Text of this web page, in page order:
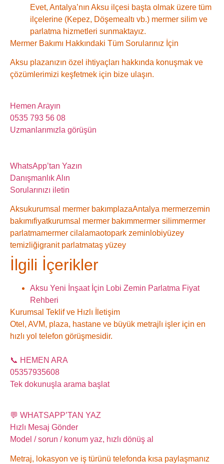
Evet, Antalya’nın Aksu ilçesi başta olmak üzere tüm
ilçelerine (Kepez, Döşemealtı vb.) mermer silim ve
parlatma hizmetleri sunmaktayız.
Mermer Bakımı Hakkındaki Tüm Sorularınız İçin
Aksu plazanızın özel ihtiyaçları hakkında konuşmak ve
çözümlerimizi keşfetmek için bize ulaşın.
Hemen Arayın
0535 793 56 08
Uzmanlarımızla görüşün
WhatsApp’tan Yazın
Danışmanlık Alın
Sorularınızı iletin
Aksukurumsal mermer bakımplazaAntalya mermerzemin
bakımıfiyatkurumsal mermer bakımmermer silimmermer
parlatmamermer cilalamaotopark zemin lobiyüzey
temizliğigranit parlatmataş yüzey
İlgili İçerikler
Aksu Yeni İnşaat İçin Lobi Zemin Parlatma Fiyat
Rehberi
Kurumsal Teklif ve Hızlı İletişim
Otel, AVM, plaza, hastane ve büyük metrajlı işler için en
hızlı yol telefon görüşmesidir.
📞 HEMEN ARA
05357935608
Tek dokunuşla arama başlat
💬 WHATSAPP’TAN YAZ
Hızlı Mesaj Gönder
Model / sorun / konum yaz, hızlı dönüş al
Metraj, lokasyon ve iş türünü telefonda kısa paylaşmanız